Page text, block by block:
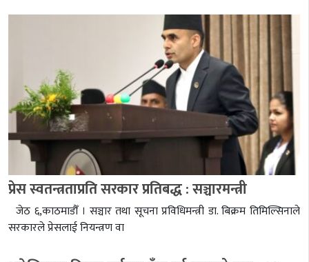
प्रेस स्वतन्त्रताप्रति सरकार प्रतिबद्ध : सञ्चारमन्त्री
जेठ ६,काठमाडौँ । सञ्चार तथा सूचना प्रविधिमन्त्री डा. बिक्रम तिमिल्सिनाले
सरकारले प्रेसलाई नियन्त्रण वा